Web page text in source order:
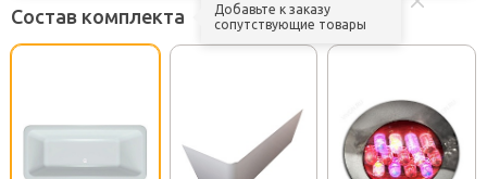
Состав комплекта
Добавьте к заказу
сопутствующие товары